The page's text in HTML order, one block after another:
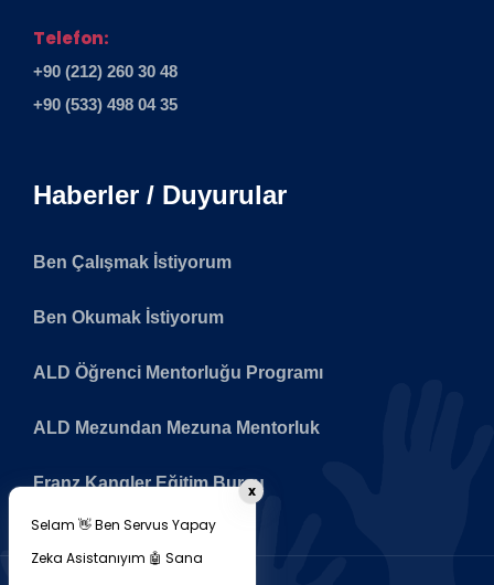
Telefon:
+90 (212) 260 30 48
+90 (533) 498 04 35
Haberler / Duyurular
Ben Çalışmak İstiyorum
Ben Okumak İstiyorum
ALD Öğrenci Mentorluğu Programı
ALD Mezundan Mezuna Mentorluk
Franz Kangler Eğitim Bursu
Selam 👋 Ben Servus Yapay
Zeka Asistanıyım 🤖 Sana
x